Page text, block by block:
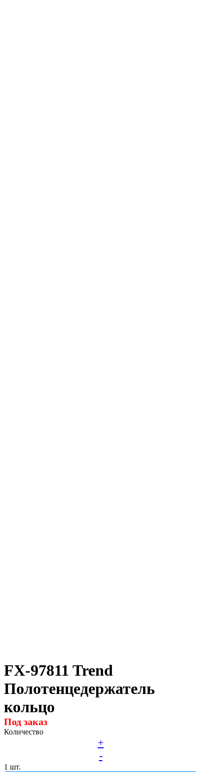
FX-97811 Trend
Полотенцедержатель
кольцо
Под заказ
Количество
+
-
1 шт.